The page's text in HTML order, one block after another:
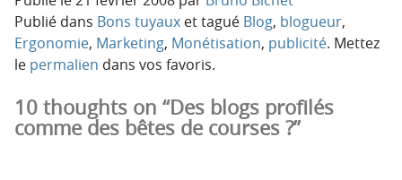
Publié dans Bons tuyaux et tagué Blog, blogueur,
Ergonomie, Marketing, Monétisation, publicité. Mettez
le permalien dans vos favoris.
10 thoughts on “Des blogs profilés
comme des bêtes de courses ?”